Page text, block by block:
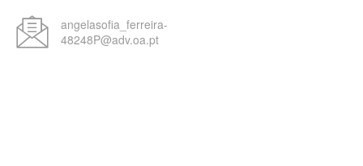
angelasofia_ferreira-
48248P@adv.oa.pt